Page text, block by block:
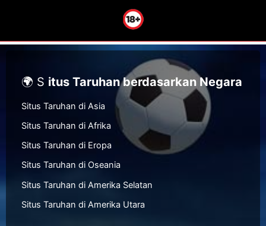
🌍 S itus Taruhan berdasarkan Negara
Situs Taruhan di Asia
Situs Taruhan di Afrika
Situs Taruhan di Eropa
Situs Taruhan di Oseania
Situs Taruhan di Amerika Selatan
Situs Taruhan di Amerika Utara